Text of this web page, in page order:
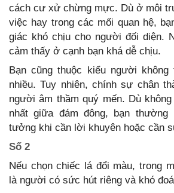
cách cư xử chừng mực. Dù ở môi
việc hay trong các mối quan hệ,
giác khó chịu cho người đối diện.
cảm thấy ở cạnh bạn khá dễ chịu.
Bạn cũng thuộc kiểu người
nhiều. Tuy nhiên, chính sự chân
người âm thầm quý mến. Dù
nhất giữa đám đông, bạn
tưởng khi cần lời khuyên hoặc cần
Số 2
Nếu chọn chiếc lá đổi màu, trong
là người có sức hút riêng và khó